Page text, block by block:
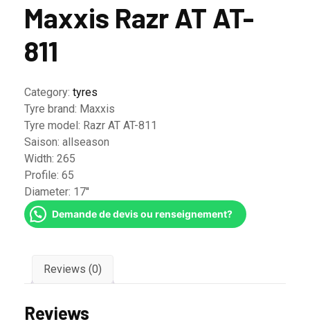
Maxxis Razr AT AT-
811
Category: tyres
Tyre brand: Maxxis
Tyre model: Razr AT AT-811
Saison: allseason
Width: 265
Profile: 65
Diameter: 17''
Demande de devis ou renseignement?
Reviews (0)
Reviews